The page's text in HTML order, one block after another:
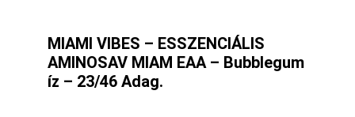
MIAMI VIBES – ESSZENCIÁLIS
AMINOSAV MIAM EAA – Bubblegum
íz – 23/46 Adag.